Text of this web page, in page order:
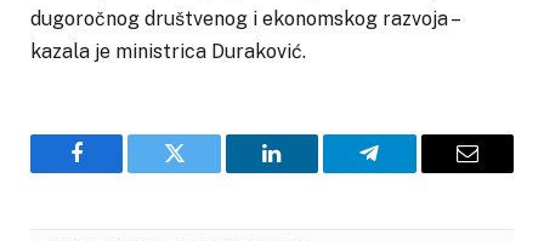
dugoročnog društvenog i ekonomskog razvoja –
kazala je ministrica Duraković.
Facebook Twitter LinkedIn Telegram Email